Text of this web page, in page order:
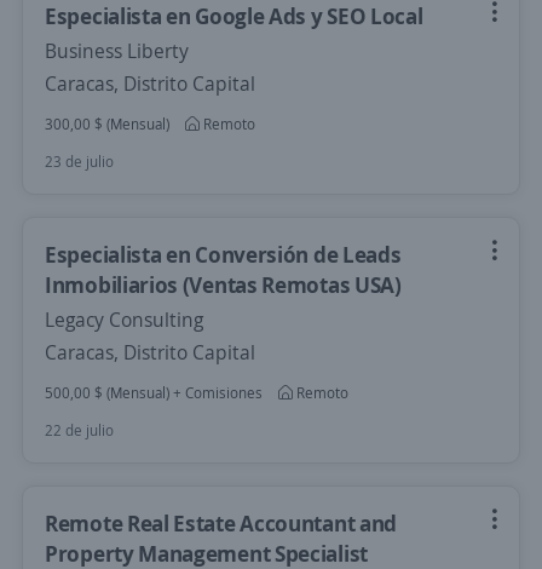
Especialista en Google Ads y SEO Local
Business Liberty
Caracas, Distrito Capital
300,00 $ (Mensual)
Remoto
23 de julio
Especialista en Conversión de Leads
Inmobiliarios (Ventas Remotas USA)
Legacy Consulting
Caracas, Distrito Capital
500,00 $ (Mensual) + Comisiones
Remoto
22 de julio
Remote Real Estate Accountant and
Property Management Specialist